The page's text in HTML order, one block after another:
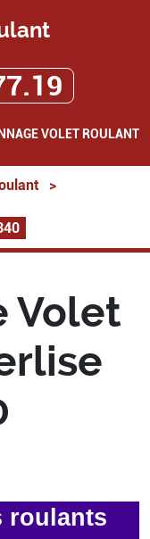
VOLET ROULANT
>
Volet
roulants